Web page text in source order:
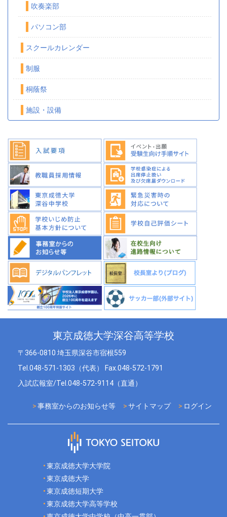
吹奏楽部
パソコン部
スクールカレンダー
制服
桐蔭祭
施設・設備
東京成徳大学深谷高等学校
〒366-0810 埼玉県深谷市宿根559
Tel.048-571-1303（代表） Fax.048-572-1791
入試広報室/Tel.048-572-9114（直通）
ログイン
サイトマップ
事務室からのお知らせ等
東京成徳大学大学院
東京成徳大学
東京成徳短期大学
東京成徳大学高等学校